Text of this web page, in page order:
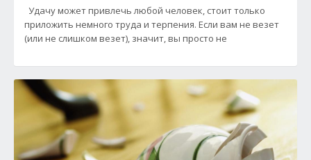
Удачу может привлечь лю­бой человек, стоит только
приложить немно­го труда и терпения. Если вам не везет
(или не слишком везет), значит, вы просто не